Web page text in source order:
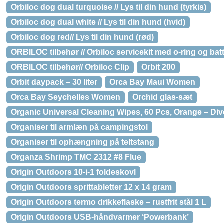
Orbiloc dog dual turquoise // Lys til din hund (tyrkis)
Orbiloc dog dual white // Lys til din hund (hvid)
Orbiloc dog red// Lys til din hund (rød)
ORBILOC tilbehør // Orbiloc servicekit med o-ring og
ORBILOC tilbehør// Orbiloc Clip
Orbit 200
Orbit daypack – 30 liter
Orca Bay Maui Women
Orca Bay Seychelles Women
Orchid glas-sæt
Organic Universal Cleaning Wipes, 60 Pcs, Orange –
Organiser til armlæn på campingstol
Organiser til ophængning på teltstang
Organza Shrimp TMC 2312 #8 Flue
Origin Outdoors 10-i-1 foldeskovl
Origin Outdoors sprittabletter 12 x 14 gram
Origin Outdoors termo drikkeflaske – rustfrit stål 1 L
Origin Outdoors USB-håndvarmer ‘Powerbank’